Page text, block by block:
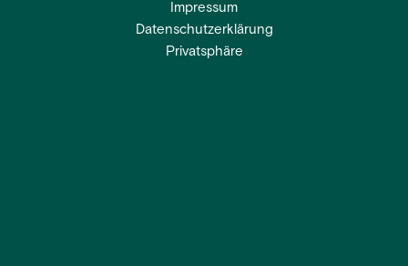
Impressum
Datenschutzerklärung
Privatsphäre